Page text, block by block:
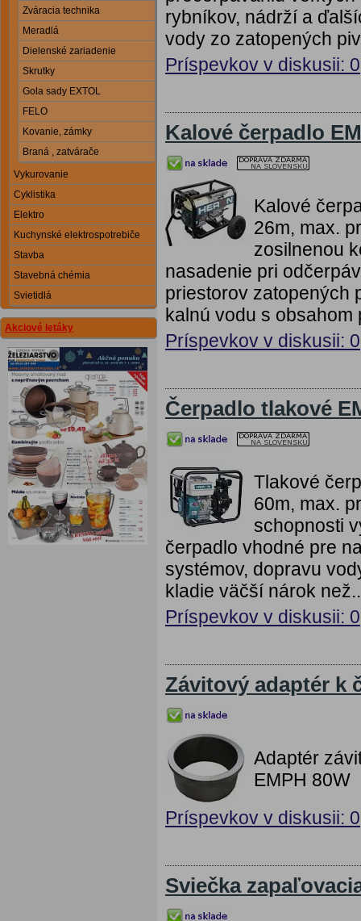
Zváracia technika
Meradlá
Dielenské zariadenie
Skrutky
Gola sady EXTOL
FELO
Kovanie, zámky
Braná , zatvárače
Vykurovanie
Cyklistika
Elektro
Kuchynské elektrospotrebiče
Stavba
Stavebná chémia
Svietidlá
Akciové letáky
rybníkov, nádrží a
vody zo zatopených
Príspevkov v diskusii: 0
Kalové čerpadlo
Kalové
26m, max.
zosilnenou
nasadenie pri
priestorov zatopených
kalnú vodu s obsahom
Príspevkov v diskusii: 0
Čerpadlo tlakové
Tlakové
60m, max.
schopnosti
čerpadlo vhodné pre
systémov, dopravu
kladie väčší nárok
Príspevkov v diskusii: 0
Závitový adaptér k
Adaptér
EMPH 80W
Príspevkov v diskusii: 0
Sviečka